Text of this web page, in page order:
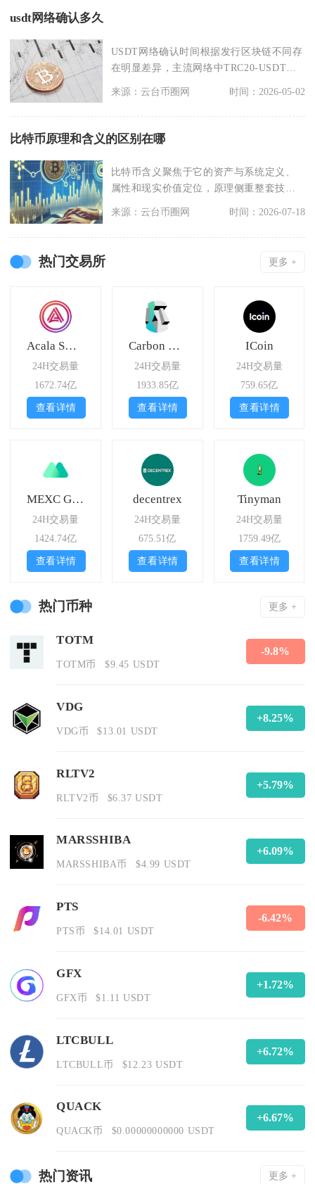
usdt网络确认多久
USDT网络确认时间根据发行区块链不同存
在明显差异，主流网络中TRC20-USDT约
来源：云台币圈网 时间：2026-05-02
比特币原理和含义的区别在哪
比特币含义聚焦于它的资产与系统定义、
属性和现实价值定位，原理侧重整套技术
运行逻辑与底层实现
来源：云台币圈网 时间：2026-07-18
热门交易所 更多 +
Acala Swap
24H交易量
1672.74亿
查看详情
Carbon Defi
24H交易量
1933.85亿
查看详情
ICoin
24H交易量
759.65亿
查看详情
MEXC Global
24H交易量
1424.74亿
查看详情
decentrex
24H交易量
675.51亿
查看详情
Tinyman
24H交易量
1759.49亿
查看详情
热门币种 更多 +
TOTM
TOTM币 $9.45 USDT
-9.8%
VDG
VDG币 $13.01 USDT
+8.25%
RLTV2
RLTV2币 $6.37 USDT
+5.79%
MARSSHIBA
MARSSHIBA币 $4.99 USDT
+6.09%
PTS
PTS币 $14.01 USDT
-6.42%
GFX
GFX币 $1.11 USDT
+1.72%
LTCBULL
LTCBULL币 $12.23 USDT
+6.72%
QUACK
QUACK币 $0.00000000000 USDT
+6.67%
热门资讯 更多 +